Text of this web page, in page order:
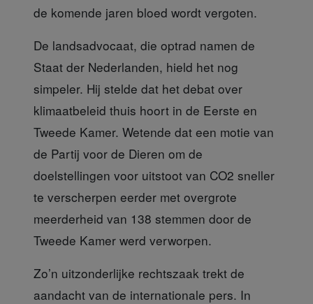
de komende jaren bloed wordt vergoten.
De landsadvocaat, die optrad namen de
Staat der Nederlanden, hield het nog
simpeler. Hij stelde dat het debat over
klimaatbeleid thuis hoort in de Eerste en
Tweede Kamer. Wetende dat een motie van
de Partij voor de Dieren om de
doelstellingen voor uitstoot van CO2 sneller
te verscherpen eerder met overgrote
meerderheid van 138 stemmen door de
Tweede Kamer werd verworpen.
Zo’n uitzonderlijke rechtszaak trekt de
aandacht van de internationale pers. In